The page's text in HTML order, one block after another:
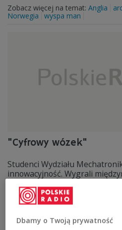
Zobacz więcej na temat: Anglia
Norwegia
wyspa man
"Cyfrowy wózek"
Studenci Wydziału
innowacyjność. Wygrali
zaprojektowali wózek
miedzynarodowe jury.
Zobacz więcej na temat: POLSKA
Dbamy o Twoją prywatność